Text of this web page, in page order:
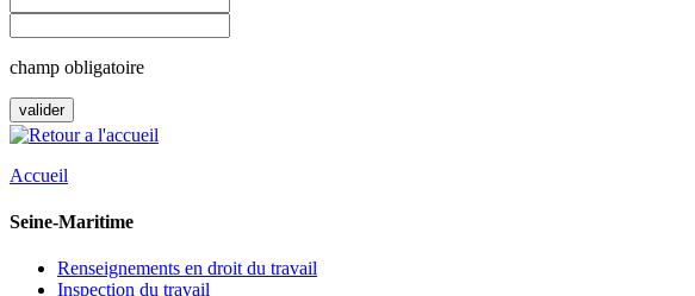
champ obligatoire
Accueil
Seine-Maritime
Renseignements en droit du travail
Inspection du travail